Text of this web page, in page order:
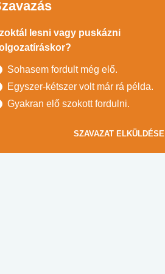
lesni vagy puskázni
Sohasem fordult még elő.
Egyszer-kétszer volt már rá példa.
Gyakran elő szokott fordulni.
SZAVAZAT ELKÜLDÉSE